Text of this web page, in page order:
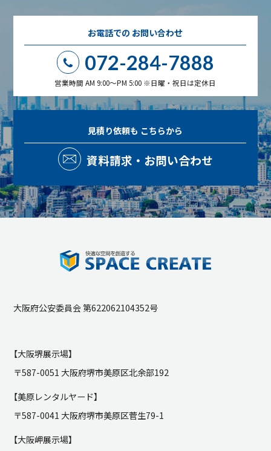
お電話での お問い合わせ
072-284-7888
営業時間 AM 9:00～PM 5:00 ※日曜・祝日は定休日
見積り依頼も こちらから
資料請求・お問い合わせ
大阪府公安委員会 第622062104352号
【大阪堺展示場】
〒587-0051 大阪府堺市美原区北余部192
【美原レンタルヤード】
〒587-0041 大阪府堺市美原区菅生79-1
【大阪岬展示場】